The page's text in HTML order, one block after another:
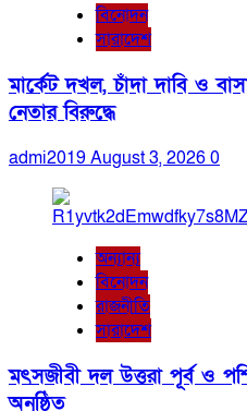
বিনোদন
সারাদেশ
মার্কেট দখল, চাঁদা দাবি ও
নেতার বিরুদ্ধে
admi2019August 3, 20260
অন্যান্য
বিনোদন
রাজনীতি
সারাদেশ
মৎসজীবী দল উত্তরা পূর্ব ও
অনুষ্ঠিত